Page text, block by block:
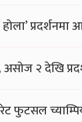
प्रदर्शनमा
असोज २ देखि
फुटसल